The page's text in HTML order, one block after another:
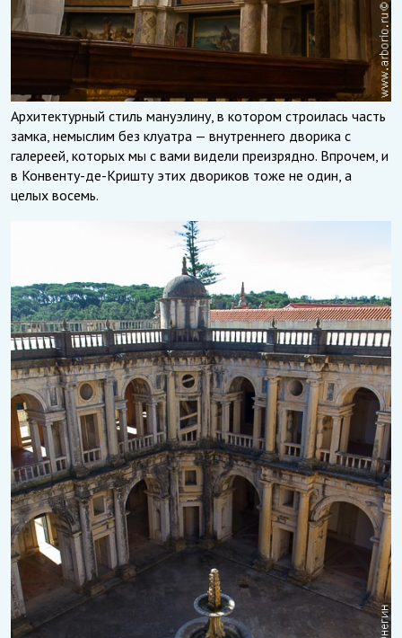
Архитектурный стиль мануэлину, в котором строилась часть
замка, немыслим без клуатра — внутреннего дворика с
галереей, которых мы с вами видели преизрядно. Впрочем, и
в Конвенту-де-Кришту этих двориков тоже не один, а
целых восемь.